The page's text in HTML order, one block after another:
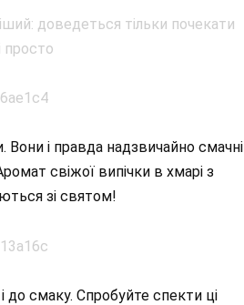
і правда надзвичайно смачні
свіжої випічки в хмарі з
зі святом!
смаку. Спробуйте спекти ці